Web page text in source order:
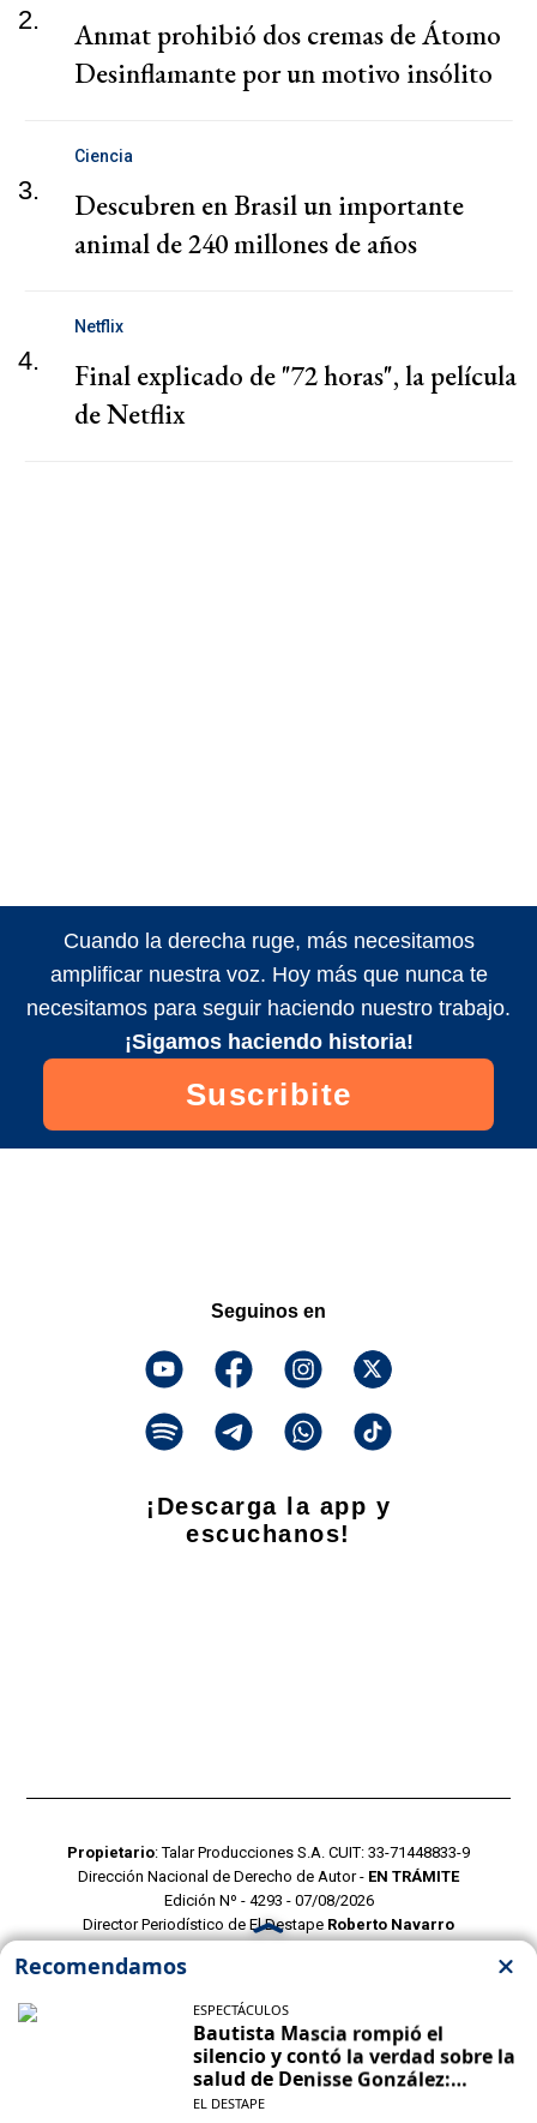
2.
Anmat prohibió dos cremas de Átomo
Desinflamante por un motivo insólito
3.
Ciencia
Descubren en Brasil un importante
animal de 240 millones de años
4.
Netflix
Final explicado de "72 horas", la película
de Netflix
Cuando la derecha ruge, más necesitamos
amplificar nuestra voz. Hoy más que nunca te
necesitamos para seguir haciendo nuestro trabajo.
¡Sigamos haciendo historia!
Suscribite
Seguinos en
¡Descarga la app y
escuchanos!
Propietario: Talar Producciones S.A. CUIT: 33-71448833-9
Dirección Nacional de Derecho de Autor - EN TRÁMITE
Edición Nº - 4293 - 07/08/2026
Director Periodístico de El Destape Roberto Navarro
POLITICAS DE PRIVACIDAD
CONTACTO COMERCIAL
CONTACTO EDITORIAL